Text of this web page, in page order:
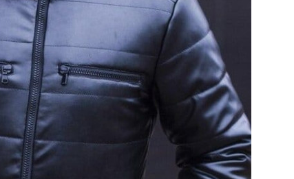
Джогери
Карго
Спортивні штани
Лосини
Джинси
КОМПЛЕКТИ
Куртка й штани
Тактичний жіночий
одяг
Тактичний чоловічий
одяг
Тактичні рукавиці
Тактичні шкарпетки
ТЕРМО-КОМПЛЕКТИ
ФУТБОЛКИ І СОРОЧКИ